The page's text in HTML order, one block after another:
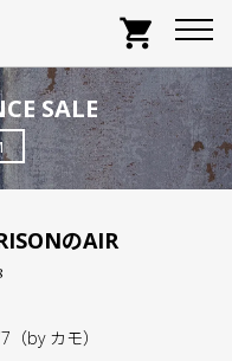
shopping_cart
SALE
のAIR
by カモ）